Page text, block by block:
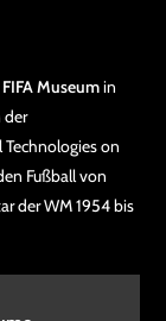
FIFA Museumin
der
on
Fußball von
der WM 1954 bis